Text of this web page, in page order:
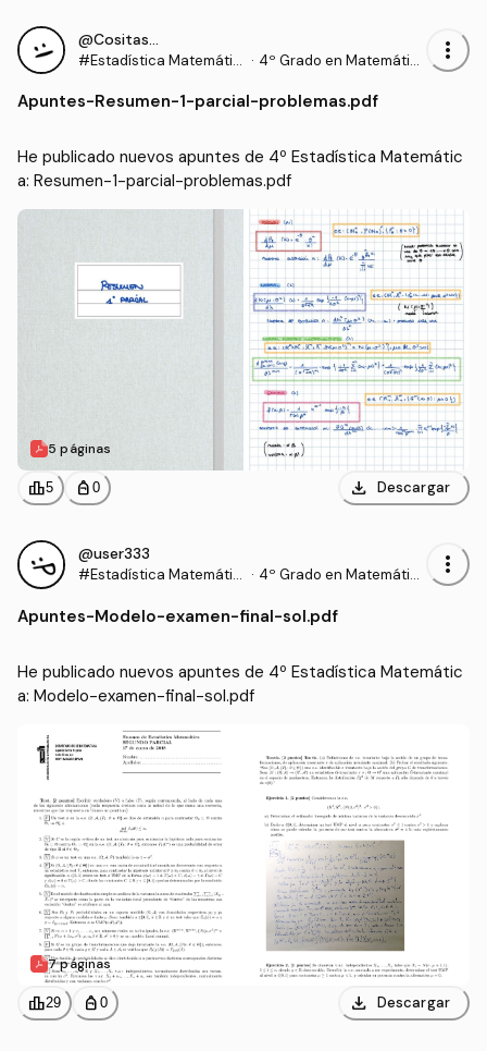
@Cositas__
#Estadística Matemátic · 4º Grado en Matemátic
more_vert
Apuntes-Resumen-1-parcial-problemas.pdf
He publicado nuevos apuntes de 4º Estadística Matemátic
a: Resumen-1-parcial-problemas.pdf
5 páginas
leaderboard5 personal_bag 0 download Descargar
@user333
#Estadística Matemátic · 4º Grado en Matemátic
more_vert
Apuntes-Modelo-examen-final-sol.pdf
He publicado nuevos apuntes de 4º Estadística Matemátic
a: Modelo-examen-final-sol.pdf
7 páginas
leaderboard29 personal_bag 0 download Descargar